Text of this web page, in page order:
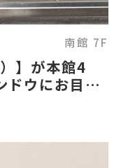
南館 7F
】が本館4
ドウにお目見